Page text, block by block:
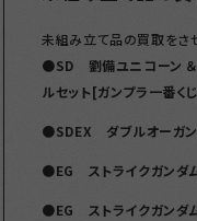
未組み立て品の買取をさ
●SD 劉備ユニコーン ＆
ルセット[ガンプラ一番く
●SDEX ダブルオーガ
●EG ストライクガンダ
●EG ストライクガンダ